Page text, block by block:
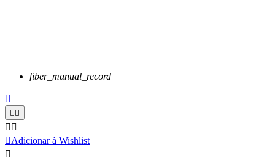
fiber_manual_record

 
 
Adicionar à Wishlist
